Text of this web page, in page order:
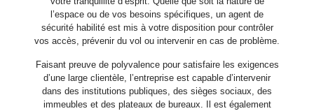
l’espace ou de vos besoins spécifiques, un agent de
sécurité habilité est mis à votre disposition pour contrôler
vos accès, prévenir du vol ou intervenir en cas de problème.
Faisant preuve de polyvalence pour satisfaire les exigences
d’une large clientèle, l’entreprise est capable d’intervenir
dans des institutions publiques, des sièges sociaux, des
immeubles et des plateaux de bureaux. Il est également